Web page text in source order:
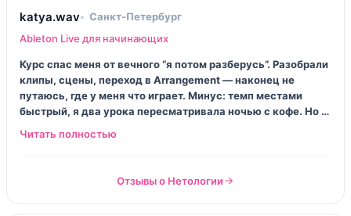
katya.wav
Санкт‑Петербург
Ableton Live для начинающих
Курс спас меня от вечного “я потом разберусь”. Разобрали
клипы, сцены, переход в Arrangement — наконец не
путаюсь, где у меня что играет. Минус: темп местами
быстрый, я два урока пересматривала ночью с кофе. Но в
Отзывы о Нетологии